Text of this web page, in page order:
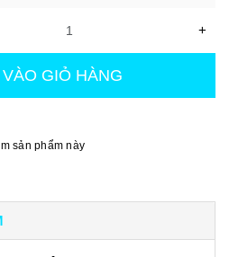
+
GIỎ HÀNG
sản phẩm này